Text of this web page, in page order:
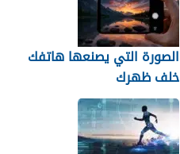
الصورة التي يصنعها هاتفك
خلف ظهرك